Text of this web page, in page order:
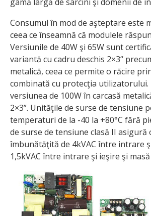
Consumul în mod de aşteptare este
ceea ce înseamnă că modulele
Versiunile de 40W şi 65W sunt
variantă cu cadru deschis 2×3“
metalică, ceea ce permite o răcire
combinată cu protecţia utilizatorului.
versiunea de 100W în carcasă
2×3”. Unităţile de surse de tensiune
temperaturi de la -40 la +80°C fără
de surse de tensiune clasă II asigură
îmbunătăţită de 4kVAC între intrare
1,5kVAC între intrare şi ieşire şi masă